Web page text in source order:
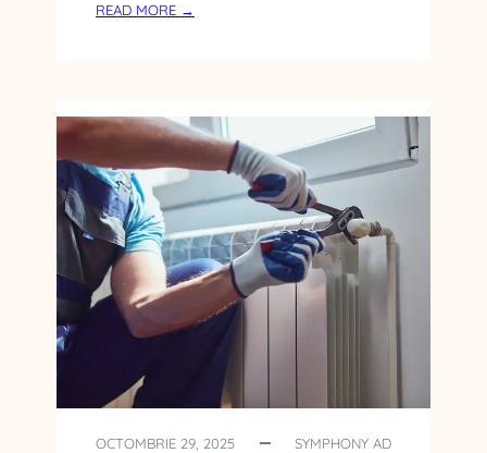
READ MORE →
U
U
N
I
S
R
A
OCTOMBRIE 29, 2025 SYMPHONY AD